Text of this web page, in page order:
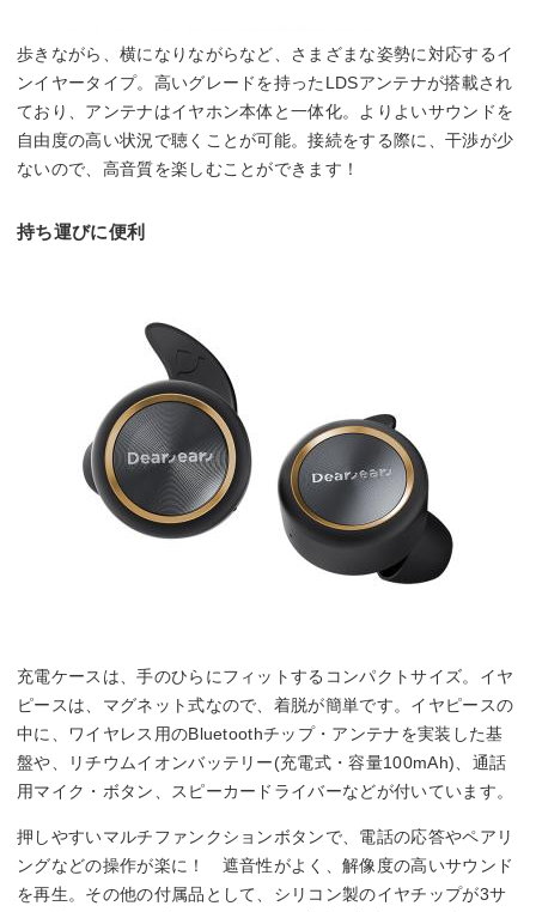
歩きながら、横になりながらなど、さまざまな姿勢に対応するイ
ンイヤータイプ。高いグレードを持ったLDSアンテナが搭載され
ており、アンテナはイヤホン本体と一体化。よりよいサウンドを
自由度の高い状況で聴くことが可能。接続をする際に、干渉が少
ないので、高音質を楽しむことができます！
持ち運びに便利
充電ケースは、手のひらにフィットするコンパクトサイズ。イヤ
ピースは、マグネット式なので、着脱が簡単です。イヤピースの
中に、ワイヤレス用のBluetoothチップ・アンテナを実装した基
盤や、リチウムイオンバッテリー(充電式・容量100mAh)、通話
用マイク・ボタン、スピーカードライバーなどが付いています。
押しやすいマルチファンクションボタンで、電話の応答やペアリ
ングなどの操作が楽に！ 遮音性がよく、解像度の高いサウンド
を再生。その他の付属品として、シリコン製のイヤチップが3サ